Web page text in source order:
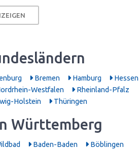
Bremen Hamburg
Hessen
Westfalen
Rheinland-Pfalz
Holstein Thüringen
Württemberg
Baden-Baden Böblingen